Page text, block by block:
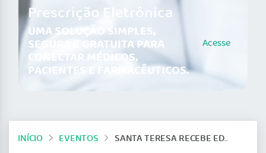
Prescrição Eletrônica
UMA SOLUÇÃO SIMPLES,
SEGURA E GRATUITA PARA
CONECTAR MÉDICOS,
PACIENTES E FARMACÊUTICOS.
Acesse
INÍCIO EVENTOS SANTA TERESA RECEBE EDUCAÇÃO CONTINUADA